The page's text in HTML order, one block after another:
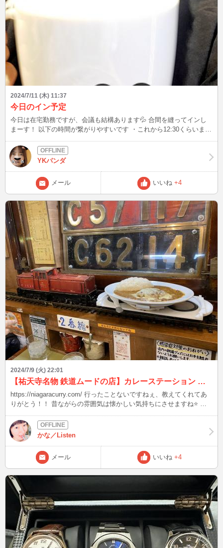
2024/7/11 (木) 11:37
今日のイン予定
今日は在宅勤務ですが、会議も結構あります💦 合間を縫ってインし
まーす！ 以下の時間が繋がりやすいです ・これから12:30くらいまで
す)
YKパンダ
メール いいね +4
2024/7/9 (火) 22:01
【祐天寺名物 鉄道ムードの店】カレーステーション ナイアガラ 行ったことありますか？？
https://niagaracurry.com/ 行ったことないですねぇ、教えてくれてあ
りがとう！！ 昔ながらの雰囲気は懐かしい気持ちにさせますね⭐️ 動
愛いし、これは子供喜ぶね！！ 大人が見ても、テンション上がるか
も✨ 皆さんは、カレーステーション ナイアガラ 行ったことあります
か？ この後、22:52 曇りの時ほど紫外線強いです、しっかり対策しま
しょうね！ ブログは皆様から頂いたご質問、教えてもらったこと、
盛り上がった話題を発信！ 良いなと思った方は、お気に入り登録よ
ろしくお願いします(^^) Xもありますので、プロフィールの
「BLOG」からどうぞ♪ こんなファッションして、待ち合わせしてな
ど、リクエストOK☆ 最後まで読んでいただき、ありがとうございま
したm(__)m
かな／Listen
メール いいね +4